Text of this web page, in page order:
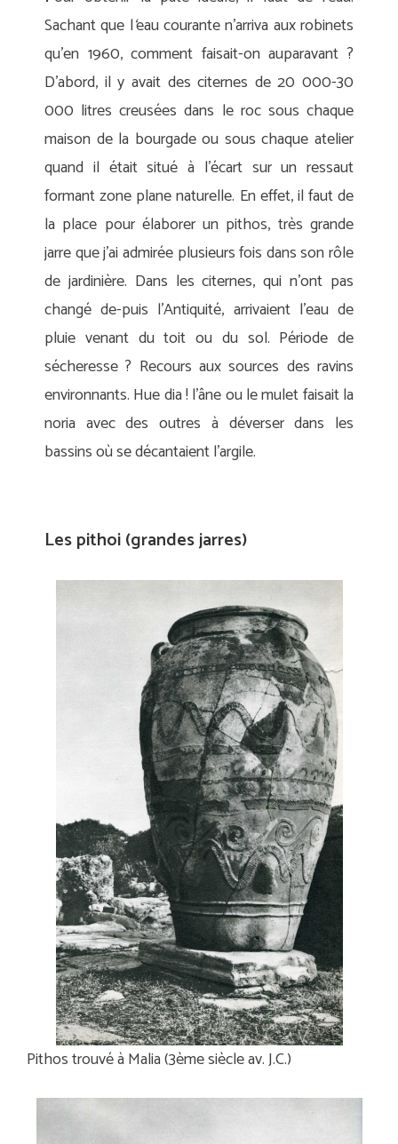
Sachant que l‘eau courante n’arriva aux robinets
qu’en 1960, comment faisait-on auparavant ?
D’abord, il y avait des citernes de 20 000-30
000 litres creusées dans le roc sous chaque
maison de la bourgade ou sous chaque atelier
quand il était situé à l’écart sur un ressaut
formant zone plane naturelle. En effet, il faut de
la place pour élaborer un pithos, très grande
jarre que j’ai admirée plusieurs fois dans son rôle
de jardinière. Dans les citernes, qui n’ont pas
changé de-puis l’Antiquité, arrivaient l’eau de
pluie venant du toit ou du sol. Période de
sécheresse ? Recours aux sources des ravins
environnants. Hue dia ! l’âne ou le mulet faisait la
noria avec des outres à déverser dans les
bassins où se décantaient l’argile.
Les pithoi (grandes jarres)
Pithos trouvé à Malia (3ème siècle av. J.C.)